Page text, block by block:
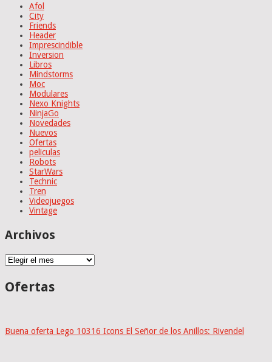
Afol
City
Friends
Header
Imprescindible
Inversion
Libros
Mindstorms
Moc
Modulares
Nexo Knights
NinjaGo
Novedades
Nuevos
Ofertas
peliculas
Robots
StarWars
Technic
Tren
Videojuegos
Vintage
Archivos
Archivos
Ofertas
Buena oferta Lego 10316 Icons El Señor de los Anillos: Rivendel